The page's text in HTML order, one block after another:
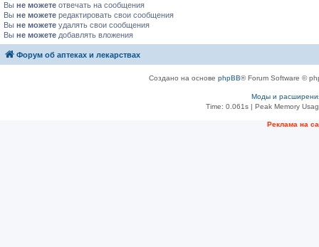
Вы не можете отвечать на сообщения
Вы не можете редактировать свои сообщения
Вы не можете удалять свои сообщения
Вы не можете добавлять вложения
Форум об аптеках и лекарствах
Создано на основе phpBB® Forum Software ©
Моды и
Time: 0.061s| Peak Memory
Рeклама на